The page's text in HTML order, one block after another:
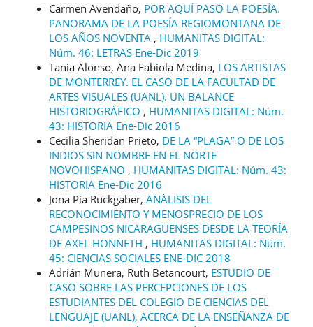
Carmen Avendaño, POR AQUÍ PASÓ LA POESÍA.
PANORAMA DE LA POESÍA REGIOMONTANA DE
LOS AÑOS NOVENTA , HUMANITAS DIGITAL:
Núm. 46: LETRAS Ene-Dic 2019
Tania Alonso, Ana Fabiola Medina, LOS ARTISTAS
DE MONTERREY. EL CASO DE LA FACULTAD DE
ARTES VISUALES (UANL). UN BALANCE
HISTORIOGRÁFICO , HUMANITAS DIGITAL: Núm.
43: HISTORIA Ene-Dic 2016
Cecilia Sheridan Prieto, DE LA “PLAGA” O DE LOS
INDIOS SIN NOMBRE EN EL NORTE
NOVOHISPANO , HUMANITAS DIGITAL: Núm. 43:
HISTORIA Ene-Dic 2016
Jona Pia Ruckgaber, ANÁLISIS DEL
RECONOCIMIENTO Y MENOSPRECIO DE LOS
CAMPESINOS NICARAGÜENSES DESDE LA TEORÍA
DE AXEL HONNETH , HUMANITAS DIGITAL: Núm.
45: CIENCIAS SOCIALES ENE-DIC 2018
Adrián Munera, Ruth Betancourt, ESTUDIO DE
CASO SOBRE LAS PERCEPCIONES DE LOS
ESTUDIANTES DEL COLEGIO DE CIENCIAS DEL
LENGUAJE (UANL), ACERCA DE LA ENSEÑANZA DE